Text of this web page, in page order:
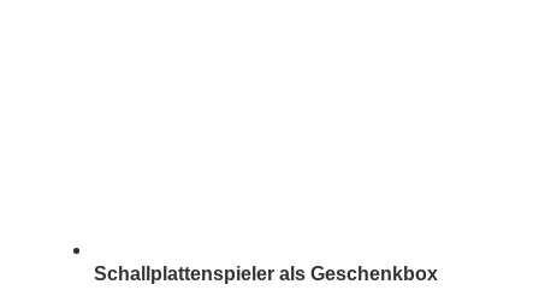
Schallplattenspieler als Geschenkbox